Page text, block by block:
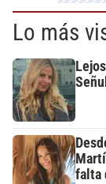
Lo más
falta